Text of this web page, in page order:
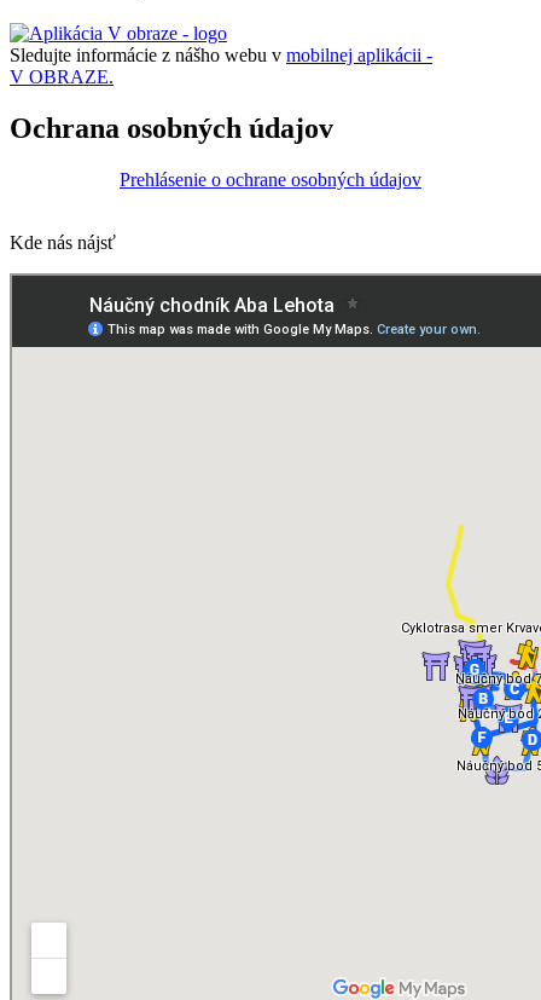
Sledujte informácie z nášho webu v mobilnej aplikácii -
V OBRAZE.
Ochrana osobných údajov
Prehlásenie o ochrane osobných údajov
Kde nás nájsť